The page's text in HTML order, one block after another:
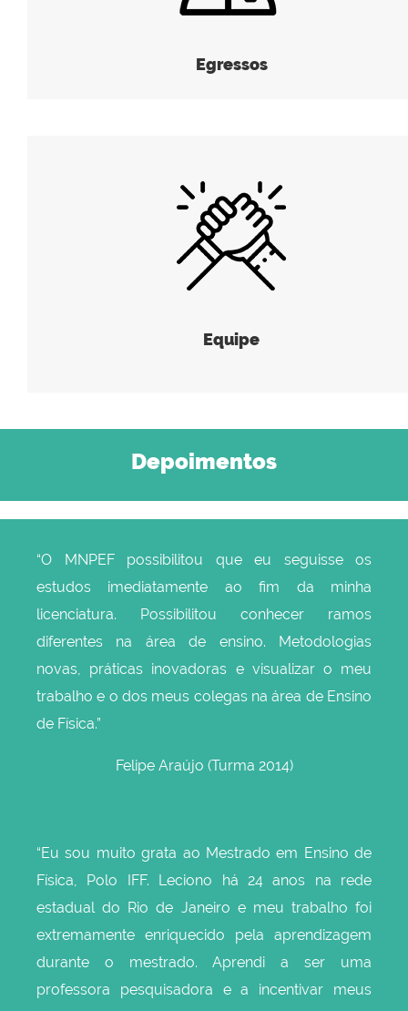
Egressos
Equipe
Depoimentos
“O MNPEF possibilitou que eu seguisse os
estudos imediatamente ao fim da minha
licenciatura. Possibilitou conhecer ramos
diferentes na área de ensino. Metodologias
novas, práticas inovadoras e visualizar o meu
trabalho e o dos meus colegas na área de Ensino
de Física.”
Felipe Araújo (Turma 2014)
“Eu sou muito grata ao Mestrado em Ensino de
Física, Polo IFF. Leciono há 24 anos na rede
estadual do Rio de Janeiro e meu trabalho foi
extremamente enriquecido pela aprendizagem
durante o mestrado. Aprendi a ser uma
professora pesquisadora e a incentivar meus